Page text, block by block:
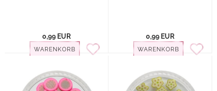
0,99 EUR
WARENKORB
0,99 EUR
WARENKORB